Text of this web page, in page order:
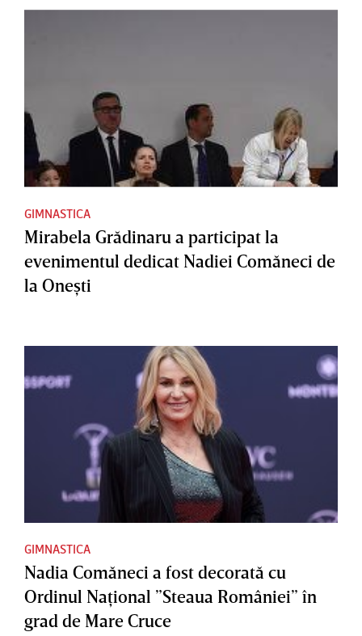
GIMNASTICA
Mirabela Grădinaru a participat la
evenimentul dedicat Nadiei Comăneci de
la Oneşti
GIMNASTICA
Nadia Comăneci a fost decorată cu
Ordinul Naţional ”Steaua României” în
grad de Mare Cruce